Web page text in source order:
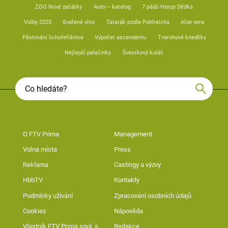
ZOO Nové začátky Auto – katalog 7 pádů Honzy Dědka
Volby 2025 Svařené víno Tatarák podle Pohlreicha Aloe vera
Pěstování lichořeřišnice Výpočet ascendentu Tvarohové knedlíky
Nejlepší palačinky Švestkový koláč
O FTV Prima Management
Volná místa Press
Reklama Castingy a výzvy
HbbTV Kontakty
Podmínky užívání Zpracování osobních údajů
Cookies Nápověda
Vlastník FTV Prima spol. s Redakce